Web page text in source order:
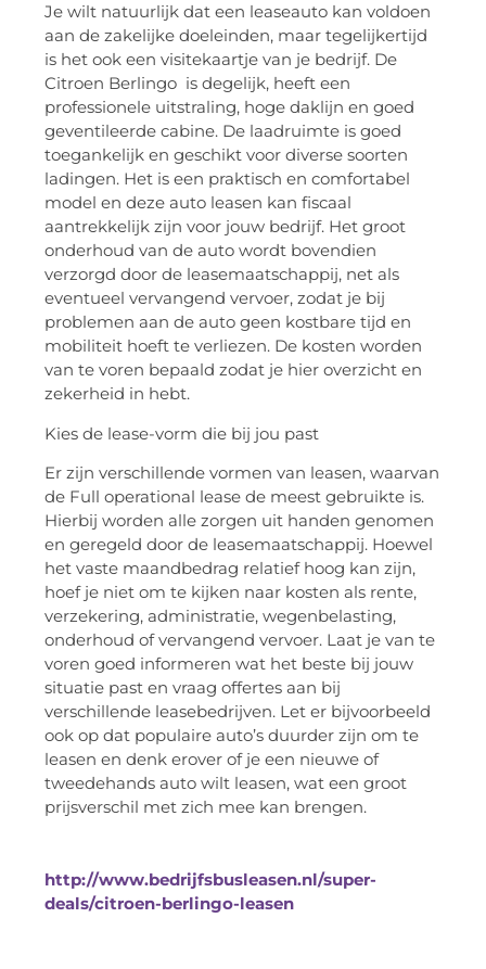
Je wilt natuurlijk dat een leaseauto kan voldoen
aan de zakelijke doeleinden, maar tegelijkertijd
is het ook een visitekaartje van je bedrijf. De
Citroen Berlingo is degelijk, heeft een
professionele uitstraling, hoge daklijn en goed
geventileerde cabine. De laadruimte is goed
toegankelijk en geschikt voor diverse soorten
ladingen. Het is een praktisch en comfortabel
model en deze auto leasen kan fiscaal
aantrekkelijk zijn voor jouw bedrijf. Het groot
onderhoud van de auto wordt bovendien
verzorgd door de leasemaatschappij, net als
eventueel vervangend vervoer, zodat je bij
problemen aan de auto geen kostbare tijd en
mobiliteit hoeft te verliezen. De kosten worden
van te voren bepaald zodat je hier overzicht en
zekerheid in hebt.
Kies de lease-vorm die bij jou past
Er zijn verschillende vormen van leasen, waarvan
de Full operational lease de meest gebruikte is.
Hierbij worden alle zorgen uit handen genomen
en geregeld door de leasemaatschappij. Hoewel
het vaste maandbedrag relatief hoog kan zijn,
hoef je niet om te kijken naar kosten als rente,
verzekering, administratie, wegenbelasting,
onderhoud of vervangend vervoer. Laat je van te
voren goed informeren wat het beste bij jouw
situatie past en vraag offertes aan bij
verschillende leasebedrijven. Let er bijvoorbeeld
ook op dat populaire auto’s duurder zijn om te
leasen en denk erover of je een nieuwe of
tweedehands auto wilt leasen, wat een groot
prijsverschil met zich mee kan brengen.
http://www.bedrijfsbusleasen.nl/super-
deals/citroen-berlingo-leasen